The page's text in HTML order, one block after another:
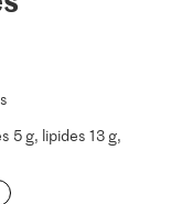
5 g, lipides 13 g,